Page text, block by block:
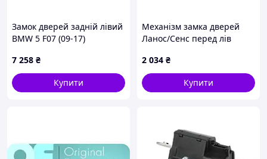
Замок дверей задній лівий
BMW 5 F07 (09-17)
7 258 ₴
Купити
Механізм замка дверей
Ланос/Сенс перед лів
2 034 ₴
Купити